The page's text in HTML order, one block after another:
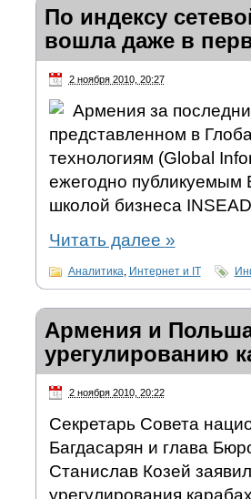
По индексу
вошла даже в
2 ноября 2010, 20:27
Армения за
представленном в
технологиям (Global
ежегодно
школой бизнеса
Читать далее »
Аналитика, Интернет и IT
Армения и
урегулированию
2 ноября 2010, 20:22
Секретарь Совета
Багдасарян и глава
Станислав Козей
урегулирования